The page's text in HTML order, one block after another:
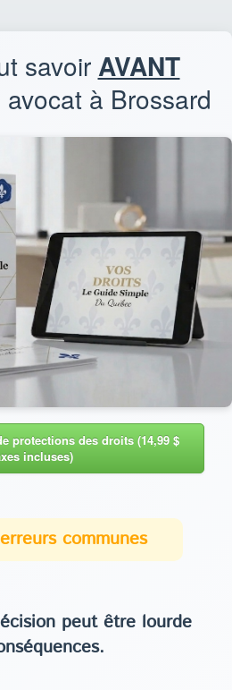
savoir AVANT
à Brossard
protections des droits (14,99 $
incluses)
communes
peut être lourde